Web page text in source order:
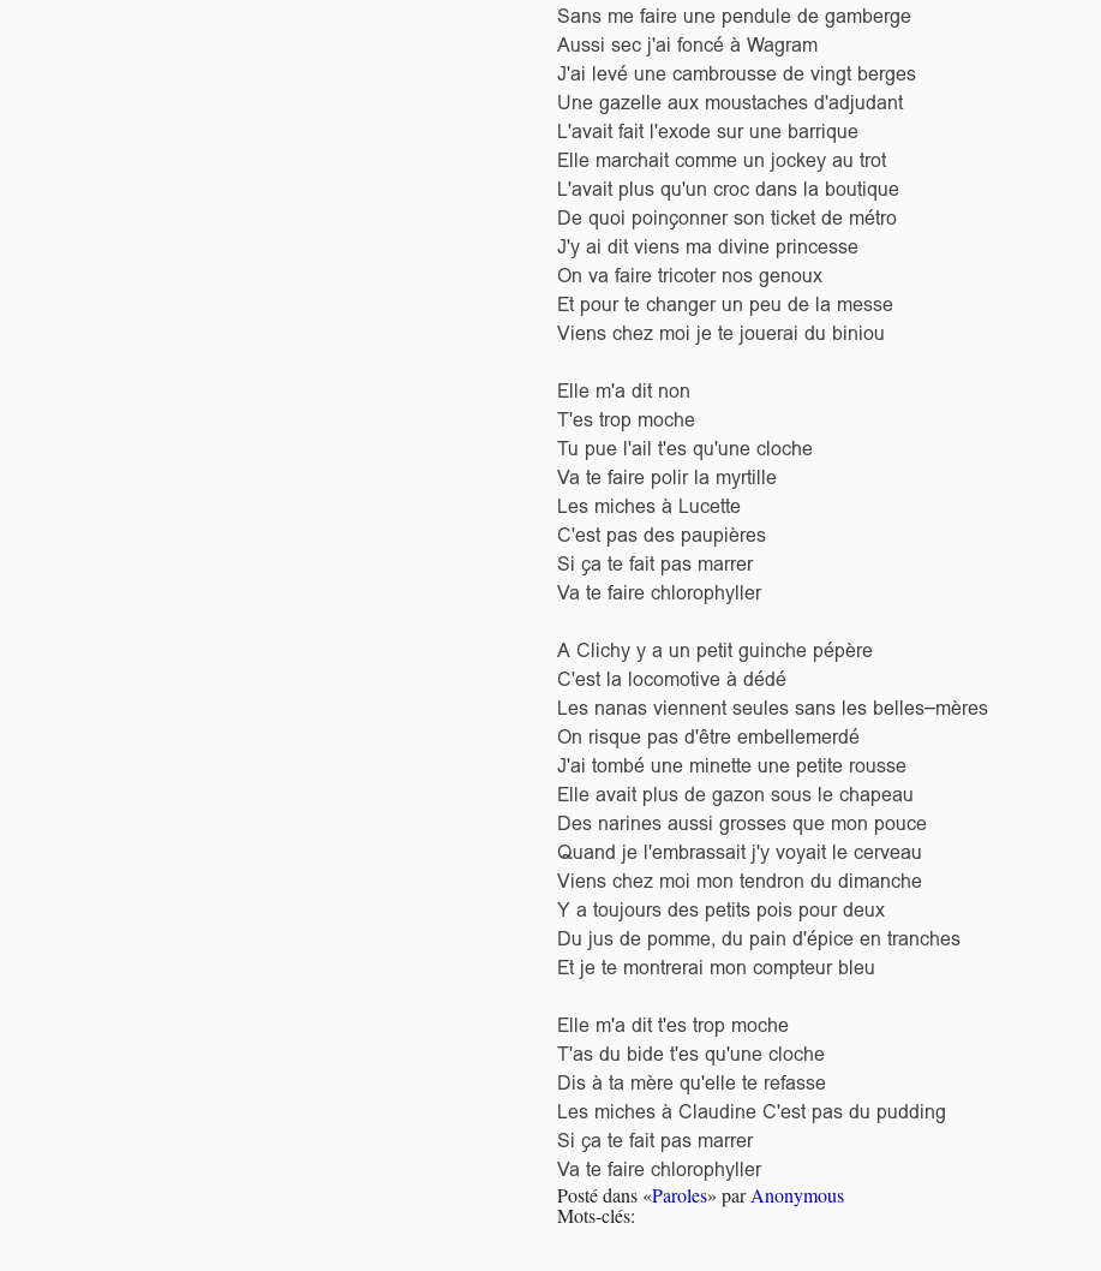
Sans me faire une pendule de gamberge
Aussi sec j'ai foncé à Wagram
J'ai levé une cambrousse de vingt berges
Une gazelle aux moustaches d'adjudant
L'avait fait l'exode sur une barrique
Elle marchait comme un jockey au trot
L'avait plus qu'un croc dans la boutique
De quoi poinçonner son ticket de métro
J'y ai dit viens ma divine princesse
On va faire tricoter nos genoux
Et pour te changer un peu de la messe
Viens chez moi je te jouerai du biniou
Elle m'a dit non
T'es trop moche
Tu pue l'ail t'es qu'une cloche
Va te faire polir la myrtille
Les miches à Lucette
C'est pas des paupières
Si ça te fait pas marrer
Va te faire chlorophyller
A Clichy y a un petit guinche pépère
C'est la locomotive à dédé
Les nanas viennent seules sans les belles–mères
On risque pas d'être embellemerdé
J'ai tombé une minette une petite rousse
Elle avait plus de gazon sous le chapeau
Des narines aussi grosses que mon pouce
Quand je l'embrassait j'y voyait le cerveau
Viens chez moi mon tendron du dimanche
Y a toujours des petits pois pour deux
Du jus de pomme, du pain d'épice en tranches
Et je te montrerai mon compteur bleu
Elle m'a dit t'es trop moche
T'as du bide t'es qu'une cloche
Dis à ta mère qu'elle te refasse
Les miches à Claudine C'est pas du pudding
Si ça te fait pas marrer
Va te faire chlorophyller
Posté dans «Paroles» parAnonymous
Mots-clés: